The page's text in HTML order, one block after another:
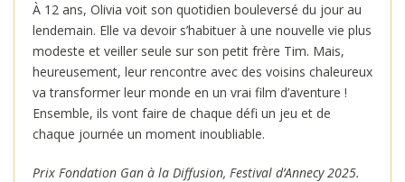
À 12 ans, Olivia voit son quotidien bouleversé du jour au
lendemain. Elle va devoir s’habituer à une nouvelle vie plus
modeste et veiller seule sur son petit frère Tim. Mais,
heureusement, leur rencontre avec des voisins chaleureux
va transformer leur monde en un vrai film d’aventure !
Ensemble, ils vont faire de chaque défi un jeu et de
chaque journée un moment inoubliable.
Prix Fondation Gan à la Diffusion, Festival d’Annecy 2025.